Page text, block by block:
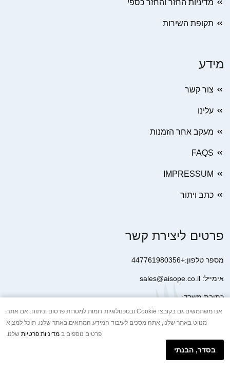
מדיניות החזר והחזר כספי
תקופת השירות
מידע
צור קשר
עלינו
מעקב אחר הזמנות
FAQS
IMPRESSUM
כתב ויתור
פרטים ליצירת קשר
מספר טלפון:+447761980356
אימייל: sales@aisope.co.il
כתובת משרד:
41 Devonshire Street Ground Floor Office 1 London W1G 7AJ
United Kingdom
+44 7410 2065017
הודעת וואטסאפ באינטרנט
אנו משתמשים גם בקובצי Cookie ובטכנולוגיות דומות למטרות פרסום וניתוח. אם אתה
מנווט באתר שלנו, אתה מסכים לעיבוד המידע המתאים באתר שלנו. תוכל למצוא
פרטים נוספים ב מדיניות פרטיות שלנו.
בסדר, הבנתי